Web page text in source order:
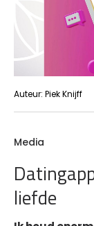
Auteur: Piek Knijff
Media
liefde